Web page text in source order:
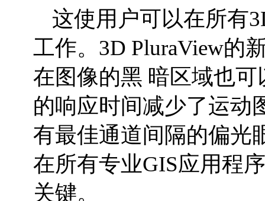
这使用户可以在所有
工作。3D PluraView的
在图像的黑 暗区域也
的响应时间减少了运动
有最佳通道间隔的偏光
在所有专业GIS应用程
关键。